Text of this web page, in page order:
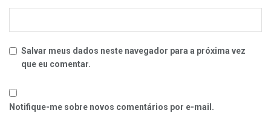
Salvar meus dados neste navegador para a próxima vez
que eu comentar.
Notifique-me sobre novos comentários por e-mail.